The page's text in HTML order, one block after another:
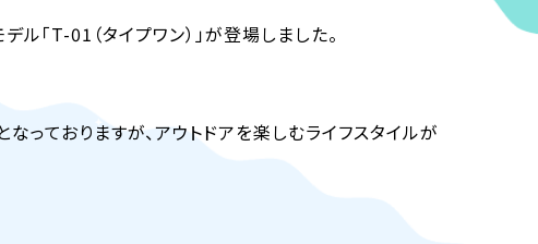
デル「T-01（タイプワン）」が登場しました。
っておりますが、アウトドアを楽しむライフスタイルが